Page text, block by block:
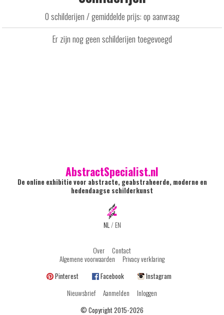
0 schilderijen / gemiddelde prijs: op aanvraag
Er zijn nog geen schilderijen toegevoegd
AbstractSpecialist.nl
De online exhibitie voor abstracte, geabstraheerde, moderne en
hedendaagse schilderkunst
NL/ EN
Over
Contact
Algemene voorwaarden
Privacy verklaring
Pinterest
Facebook
Instagram
Nieuwsbrief
Aanmelden
Inloggen
© Copyright 2015-2026